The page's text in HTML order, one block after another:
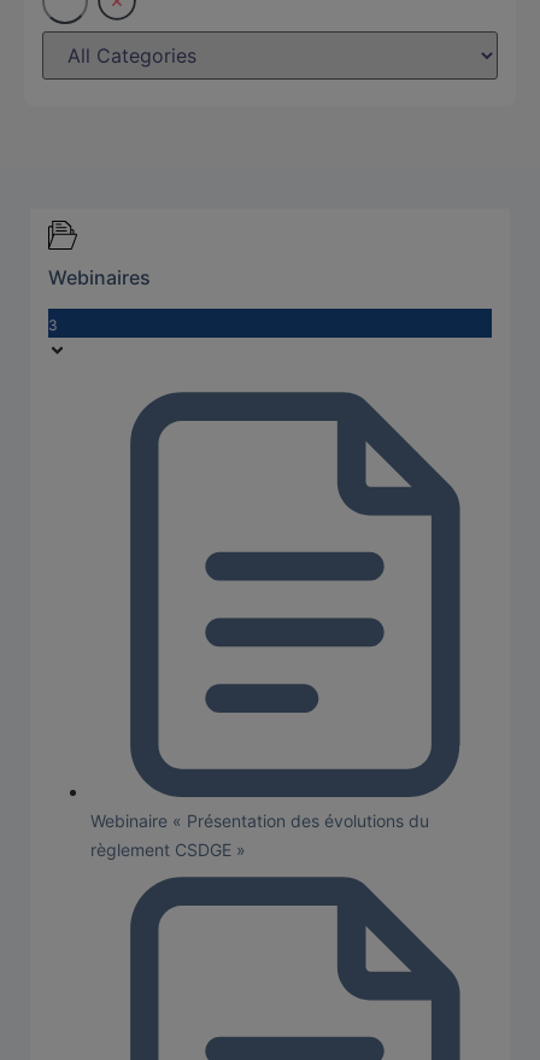
Webinaires
3
Webinaire « Présentation des évolutions du
règlement CSDGE »